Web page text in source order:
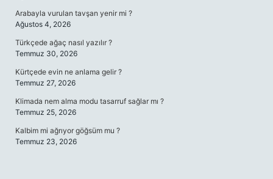
Arabayla vurulan tavşan yenir mi ?
Ağustos 4, 2026
Türkçede ağaç nasıl yazılır ?
Temmuz 30, 2026
Kürtçede evin ne anlama gelir ?
Temmuz 27, 2026
Klimada nem alma modu tasarruf sağlar mı ?
Temmuz 25, 2026
Kalbim mi ağrıyor göğsüm mu ?
Temmuz 23, 2026